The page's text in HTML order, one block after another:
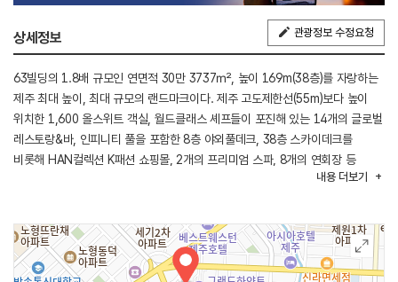
상세정보 관광정보 수정요청
63빌딩의 1.8배 규모인 연면적 30만 3737㎡, 높이 169m(38층)를 자랑하는
제주 최대 높이, 최대 규모의 랜드마크이다. 제주 고도제한선(55m)보다 높이
위치한 1,600 올스위트 객실, 월드클래스 셰프들이 포진해 있는 14개의 글로벌
레스토랑&바, 인피니티 풀을 포함한 8층 야외풀데크, 38층 스카이데크를
비롯해 HAN컬렉션 K패션 쇼핑몰, 2개의 프리미엄 스파, 8개의 연회장 등
라스베이거스, 싱가포르, 마카오에서나 볼 수 있는 세계적인 수준의
강남이라고 불리는 신제주 관광 중심지에 위치하고 있다.
내용 더보기